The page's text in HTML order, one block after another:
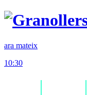
ara mateix
10:30